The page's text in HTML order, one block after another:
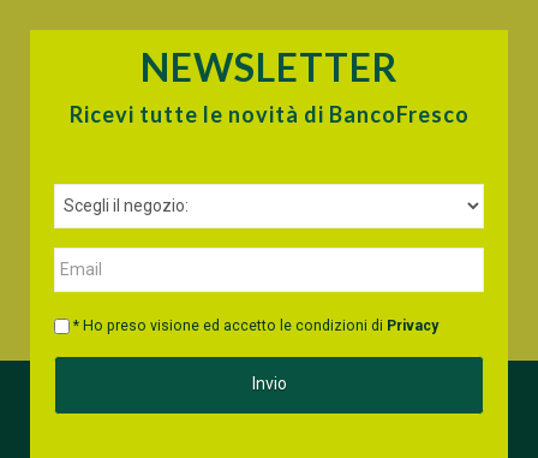
NEWSLETTER
Ricevi tutte le novità di BancoFresco
* Ho preso visione ed accetto le condizioni di Privacy